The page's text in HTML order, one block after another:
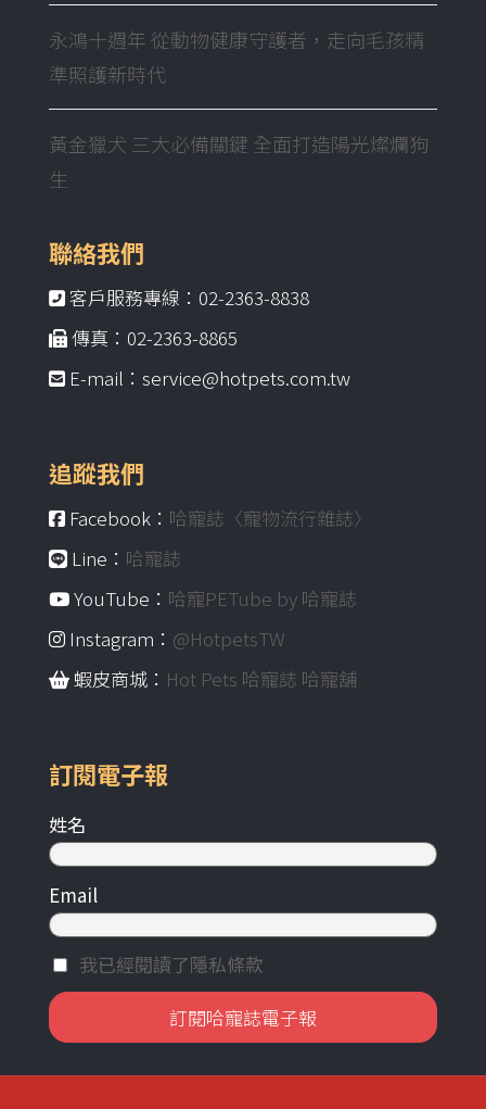
永鴻十週年 從動物健康守護者，走向毛孩精
準照護新時代
黃金獵犬 三大必備關鍵 全面打造陽光燦爛狗
生
聯絡我們
客戶服務專線：02-2363-8838
傳真：02-2363-8865
E-mail：service@hotpets.com.tw
追蹤我們
Facebook： 哈寵誌〈寵物流行雜誌〉
Line： 哈寵誌
YouTube： 哈寵PETube by 哈寵誌
Instagram： @HotpetsTW
蝦皮商城： Hot Pets 哈寵誌 哈寵舖
訂閱電子報
姓名
Email
我已經閱讀了隱私條款